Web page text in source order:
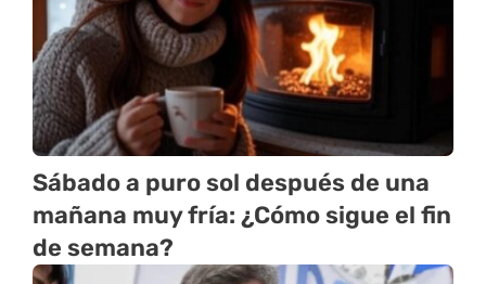
Sábado a puro sol después de una
mañana muy fría: ¿Cómo sigue el fin
de semana?